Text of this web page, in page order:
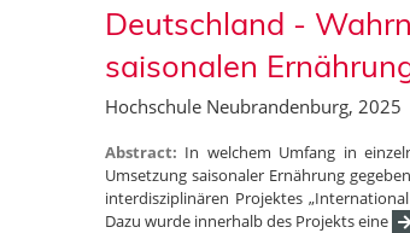
Deutschland -
saisonalen
Hochschule Neubrandenburg, 2025
Abstract: In welchem Umfang in
Umsetzung saisonaler Ernährung
interdisziplinären Projektes
Dazu wurde innerhalb des Projekts eine